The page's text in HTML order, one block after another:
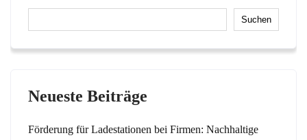
Suchen
Neueste Beiträge
Förderung für Ladestationen bei Firmen: Nachhaltige